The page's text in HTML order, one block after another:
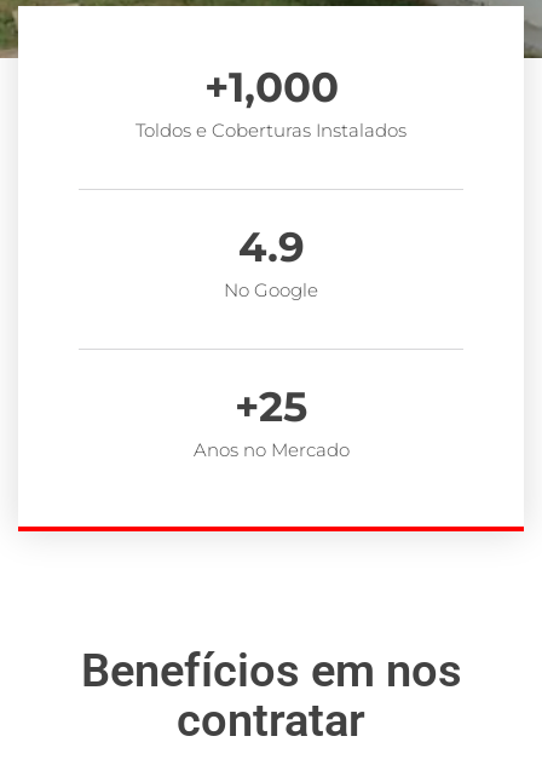
Toldos e Coberturas Instalados
+1,000
No Google
4.9
Anos no Mercado
+25
Benefícios em nos
contratar